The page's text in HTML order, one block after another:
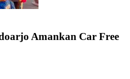
Amankan Car Free